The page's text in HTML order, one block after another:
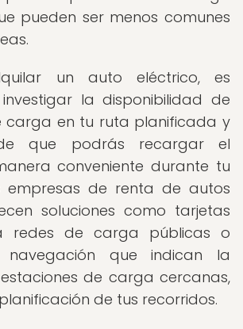
pueden ser menos comunes
un auto eléctrico, es
la disponibilidad de
carga en tu ruta planificada y
que podrás recargar el
conveniente durante tu
empresas de renta de autos
soluciones como tarjetas
redes de carga públicas o
navegación que indican la
de carga cercanas,
de tus recorridos.